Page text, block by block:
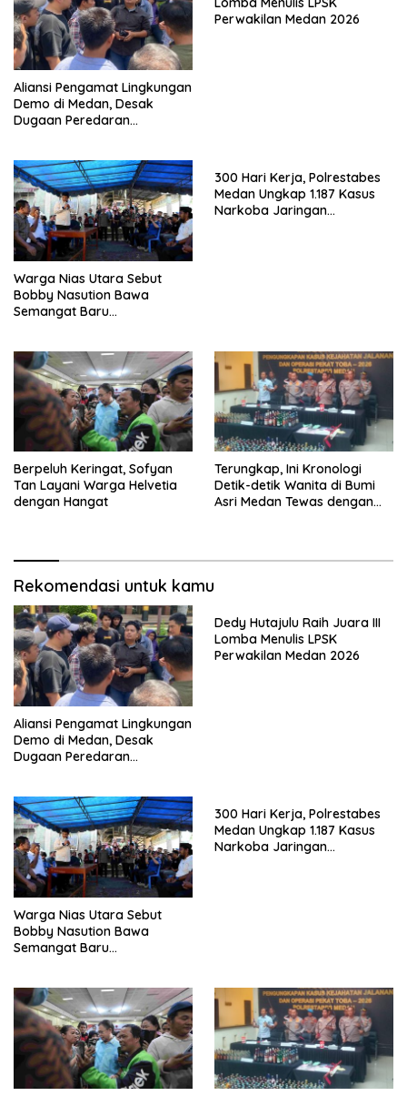
Aliansi Pengamat Lingkungan
Demo di Medan, Desak
Dugaan Peredaran
Perwakilan Medan 2026
Warga Nias Utara Sebut
Bobby Nasution Bawa
Semangat Baru
300 Hari Kerja, Polrestabes
Medan Ungkap 1.187 Kasus
Narkoba Jaringan
Berpeluh Keringat, Sofyan
Tan Layani Warga Helvetia
dengan Hangat
Terungkap, Ini Kronologi
Detik-detik Wanita di Bumi
Asri Medan Tewas dengan
Rekomendasi untuk kamu
Aliansi Pengamat Lingkungan
Demo di Medan, Desak
Dugaan Peredaran
Dedy Hutajulu Raih Juara III
Lomba Menulis LPSK
Perwakilan Medan 2026
Warga Nias Utara Sebut
Bobby Nasution Bawa
Semangat Baru
300 Hari Kerja, Polrestabes
Medan Ungkap 1.187 Kasus
Narkoba Jaringan